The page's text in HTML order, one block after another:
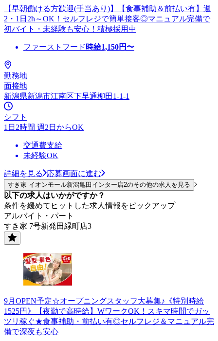
【早朝働ける方歓迎(手当あり)】【食事補助＆前払い有】週
2・1日2h～OK！セルフレジで簡単接客◎マニュアル完備で
初バイト・未経験も安心！積極採用中
ファーストフード 時給1,150円〜
勤務地
面接地
新潟県新潟市江南区下早通柳田1-1-1
シフト
1日2時間 週2日からOK
交通費支給
未経験OK
詳細を見る 応募画面に進む
すき家 イオンモール新潟亀田インター店2のその他の求人を見る
以下の求人はいかがですか？
条件を緩めてヒットした求人情報をピックアップ
アルバイト・パート
すき家 7号新発田緑町店3
9月OPEN予定☆オープニングスタッフ大募集♪《特別時給
1525円》【夜勤で高時給】WワークOK！スキマ時間でガッ
ツリ稼ぐ★食事補助・前払い有◎セルフレジ＆マニュアル完
備で深夜も安心